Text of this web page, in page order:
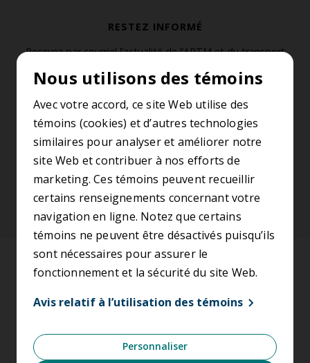
Nous utilisons des témoins
Avec votre accord, ce site Web utilise des
témoins (cookies) et d’autres technologies
similaires pour analyser et améliorer notre
site Web et contribuer à nos efforts de
marketing. Ces témoins peuvent recueillir
certains renseignements concernant votre
navigation en ligne. Notez que certains
témoins ne peuvent être désactivés puisqu’ils
sont nécessaires pour assurer le
fonctionnement et la sécurité du site Web.
Avis relatif à l’utilisation des témoins
Personnaliser
RESTEZ INFORMÉ
Recevez par courriel l’actualité de l’ARTM et du transport
S’abonner à l’infolettre
SUIVEZ-NOUS
Avis relatif à l’utilisation des témoins